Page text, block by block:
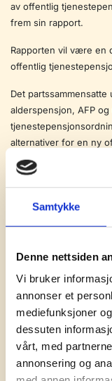
Samtykke
Denne nettsiden
Vi bruker
annonser et
mediefunksjoner
dessuten
vårt, med
annonsering og
av offentlig
frem sin rapport.
Rapporten vil være en
offentlig
Det
alderspensjon, AFP
alternativer for en ny
En modifisert
En
En
Utvalget har vært
Terje Andersen.
Grande Røys har
av ledere fra
arbeidsgiverne: LO,
NHO og HSH vært